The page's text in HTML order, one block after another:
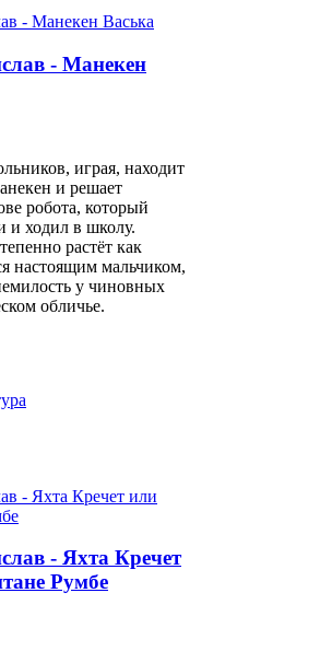
- Манекен
играя, находит
и решает
робота, который
и ходил в школу.
растёт как
настоящим мальчиком,
у чиновных
обличье.
- Яхта Кречет
Румбе